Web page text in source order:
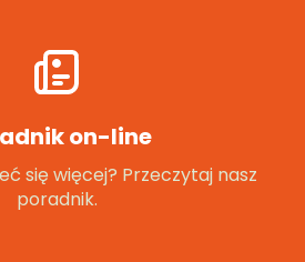
on-line
się więcej? Przeczytaj nasz
poradnik.